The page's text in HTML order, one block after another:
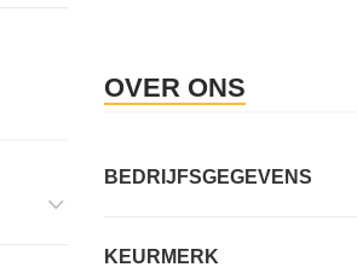
OVER ONS
BEDRIJFSGEGEVENS
KEURMERK